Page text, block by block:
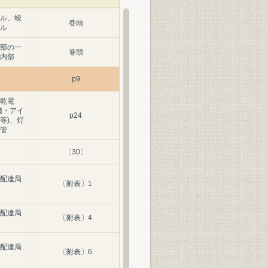
、竣
巻頭
の一
部
巻頭
p9
電
アイ
)、灯
p24
〔30〕
達局
〔附表〕1
達局
〔附表〕4
達局
〔附表〕6